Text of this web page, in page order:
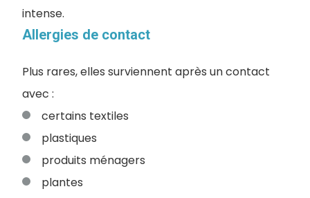
intense.
Allergies de contact
Plus rares, elles surviennent après un contact
avec :
certains textiles
plastiques
produits ménagers
plantes